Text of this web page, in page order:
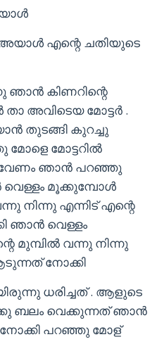
എന്റെ ചതിയുടെ
ഞാൻ കിണറിന്റെ
അവിടെയ മോട്ടർ .
തുടങ്ങി കുറച്ചു
മോട്ടറിൽ
വേണം ഞാൻ പറഞ്ഞു
വെള്ളം മൂക്കുമ്പോൾ
നിന്നു എന്നിട് എന്റെ
ഞാൻ വെള്ളം
മുമ്പിൽ വന്നു നിന്നു
നോക്കി
ധരിച്ചത് . ആളുടെ
ബലം വെക്കുന്നത് ഞാൻ
പറഞ്ഞു മോള്